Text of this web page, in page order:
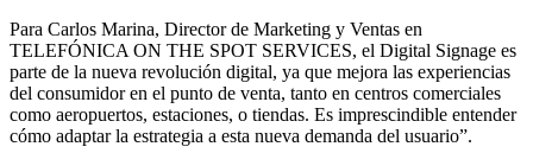
Para Carlos Marina, Director de Marketing y Ventas en
TELEFÓNICA ON THE SPOT SERVICES, el Digital Signage es
parte de la nueva revolución digital, ya que mejora las experiencias
del consumidor en el punto de venta, tanto en centros comerciales
como aeropuertos, estaciones, o tiendas. Es imprescindible entender
cómo adaptar la estrategia a esta nueva demanda del usuario”.